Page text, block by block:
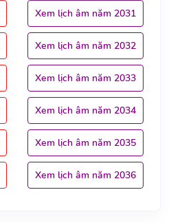
Xem lịch âm năm 2031
Xem lịch âm năm 2032
Xem lịch âm năm 2033
Xem lịch âm năm 2034
Xem lịch âm năm 2035
Xem lịch âm năm 2036